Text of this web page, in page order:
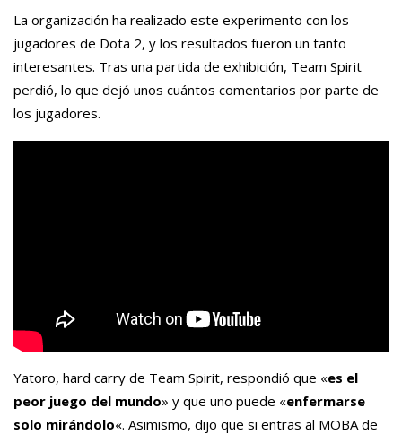
La organización ha realizado este experimento con los
jugadores de Dota 2, y los resultados fueron un tanto
interesantes. Tras una partida de exhibición, Team Spirit
perdió, lo que dejó unos cuántos comentarios por parte de
los jugadores.
Yatoro, hard carry de Team Spirit, respondió que «es el
peor juego del mundo» y que uno puede «enfermarse
solo mirándolo«. Asimismo, dijo que si entras al MOBA de